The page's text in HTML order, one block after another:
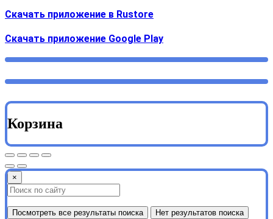
Скачать приложение в Rustore
Cкачать приложение Google Play
Корзина
×
Посмотреть все результаты поиска Нет результатов поиска